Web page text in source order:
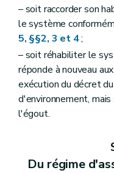
– soit raccorder son
le système
5, §§2, 3 et 4;
– soit réhabiliter le
réponde à nouveau
exécution du décret
d'environnement,
l'égout.
Du régime